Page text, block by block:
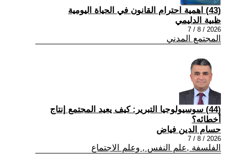
(43) اهمية احترام القانون في الحياة اليومية
ظبية الدليمي
2026 / 8 / 7
المجتمع المدني
(44) سوسيولوجيا التبرير: كيف يعيد المجتمع إنتاج
أخطائه؟
حسام الدين فياض
2026 / 8 / 7
الفلسفة ,علم النفس , وعلم الاجتماع